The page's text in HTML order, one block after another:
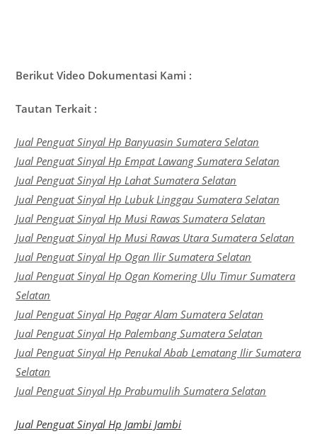
Berikut Video Dokumentasi Kami :
Tautan Terkait :
Jual Penguat Sinyal Hp Banyuasin Sumatera Selatan
Jual Penguat Sinyal Hp Empat Lawang Sumatera Selatan
Jual Penguat Sinyal Hp Lahat Sumatera Selatan
Jual Penguat Sinyal Hp Lubuk Linggau Sumatera Selatan
Jual Penguat Sinyal Hp Musi Rawas Sumatera Selatan
Jual Penguat Sinyal Hp Musi Rawas Utara Sumatera Selatan
Jual Penguat Sinyal Hp Ogan Ilir Sumatera Selatan
Jual Penguat Sinyal Hp Ogan Komering Ulu Timur Sumatera
Selatan
Jual Penguat Sinyal Hp Pagar Alam Sumatera Selatan
Jual Penguat Sinyal Hp Palembang Sumatera Selatan
Jual Penguat Sinyal Hp Penukal Abab Lematang Ilir Sumatera
Selatan
Jual Penguat Sinyal Hp Prabumulih Sumatera Selatan
Jual Penguat Sinyal Hp Jambi Jambi